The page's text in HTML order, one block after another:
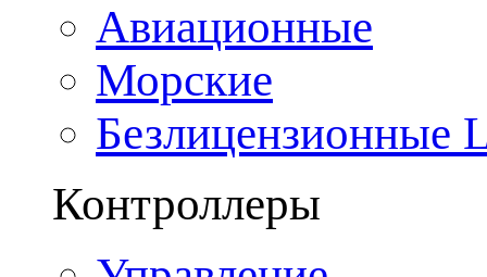
Авиационные
Морские
Безлицензионные
Контроллеры